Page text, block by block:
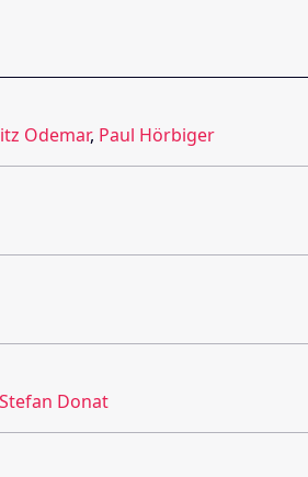
Odemar, Paul Hörbiger
Donat